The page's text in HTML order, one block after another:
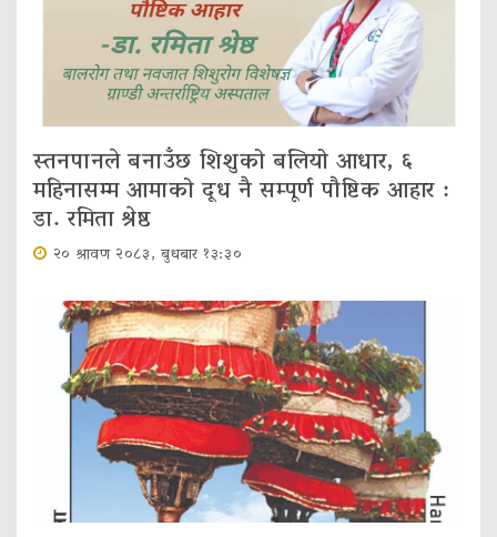
स्तनपानले बनाउँछ शिशुको बलियो आधार, ६
महिनासम्म आमाको दूध नै सम्पूर्ण पौष्टिक आहार :
डा. रमिता श्रेष्ठ
२० श्रावण २०८३, बुधबार १३:३०